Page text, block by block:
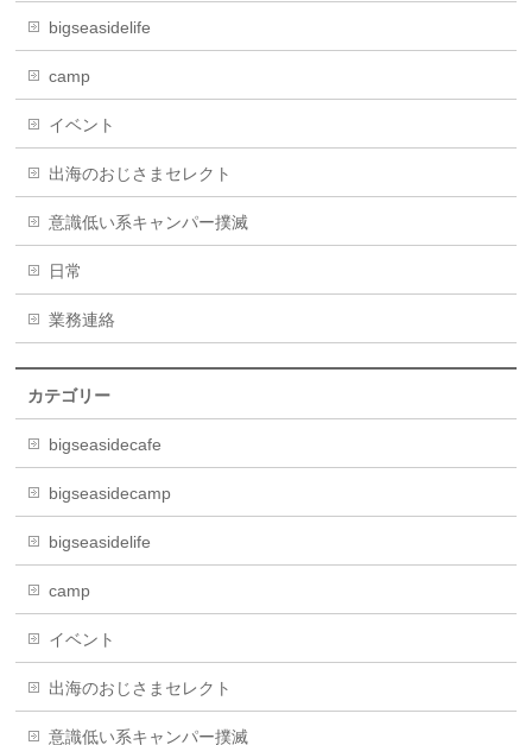
bigseasidelife
camp
イベント
出海のおじさまセレクト
意識低い系キャンパー撲滅
日常
業務連絡
カテゴリー
bigseasidecafe
bigseasidecamp
bigseasidelife
camp
イベント
出海のおじさまセレクト
意識低い系キャンパー撲滅